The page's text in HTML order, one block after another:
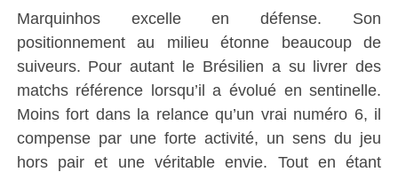
Marquinhos excelle en défense. Son
positionnement au milieu étonne beaucoup de
suiveurs. Pour autant le Brésilien a su livrer des
matchs référence lorsqu’il a évolué en sentinelle.
Moins fort dans la relance qu’un vrai numéro 6, il
compense par une forte activité, un sens du jeu
hors pair et une véritable envie. Tout en étant